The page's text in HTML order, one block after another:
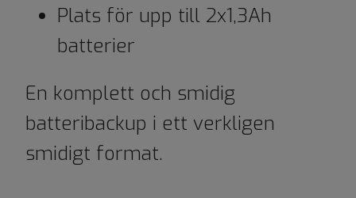
Plats för upp till 2x1,3Ah
batterier
En komplett och smidig
batteribackup i ett verkligen
smidigt format.